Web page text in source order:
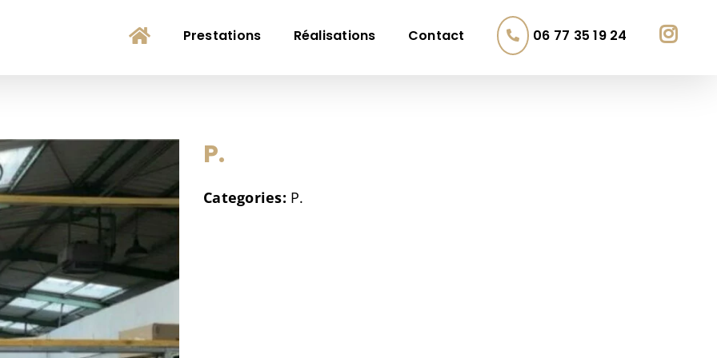
Prestations Réalisations Contact 06 77 35 19 24
P.
Categories: P.